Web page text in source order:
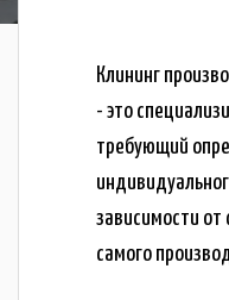
Клининг
- это
требующий
зависимости
самого